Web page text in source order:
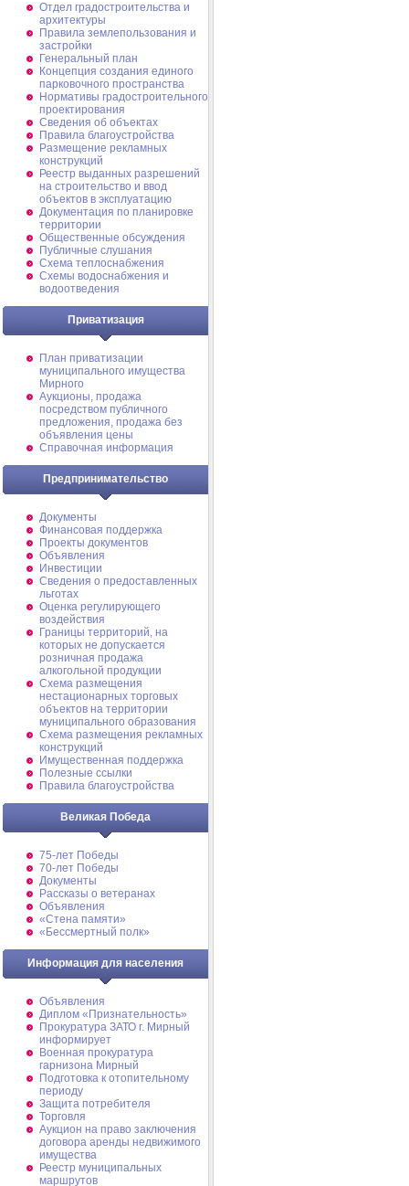
Отдел градостроительства и
архитектуры
Правила землепользования и
застройки
Генеральный план
Концепция создания единого
парковочного пространства
Нормативы градостроительного
проектирования
Сведения об объектах
Правила благоустройства
Размещение рекламных
конструкций
Реестр выданных разрешений
на строительство и ввод
объектов в эксплуатацию
Документация по планировке
территории
Общественные обсуждения
Публичные слушания
Схема теплоснабжения
Схемы водоснабжения и
водоотведения
Приватизация
План приватизации
муниципального имущества
Мирного
Аукционы, продажа
посредством публичного
предложения, продажа без
объявления цены
Справочная информация
Предпринимательство
Документы
Финансовая поддержка
Проекты документов
Объявления
Инвестиции
Сведения о предоставленных
льготах
Оценка регулирующего
воздействия
Границы территорий, на
которых не допускается
розничная продажа
алкогольной продукции
Схема размещения
нестационарных торговых
объектов на территории
муниципального образования
Схема размещения рекламных
конструкций
Имущественная поддержка
Полезные ссылки
Правила благоустройства
Великая Победа
75-лет Победы
70-лет Победы
Документы
Рассказы о ветеранах
Объявления
«Стена памяти»
«Бессмертный полк»
Информация для населения
Объявления
Диплом «Признательность»
Прокуратура ЗАТО г. Мирный
информирует
Военная прокуратура
гарнизона Мирный
Подготовка к отопительному
периоду
Защита потребителя
Торговля
Аукцион на право заключения
договора аренды недвижимого
имущества
Реестр муниципальных
маршрутов